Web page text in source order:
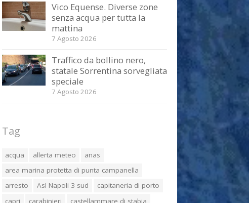
Vico Equense. Diverse zone
senza acqua per tutta la
mattina
7 Agosto 2026
Traffico da bollino nero,
statale Sorrentina sorvegliata
speciale
7 Agosto 2026
Tag
acqua allerta meteo
anas
area marina protetta di punta campanella
arresto
Asl Napoli 3 sud
capitaneria di porto
capri
carabinieri
castellammare di stabia